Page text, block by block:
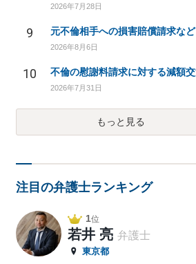
2026年7月28日
9 元不倫相手への損害賠償請求など
2026年8月6日
10
2026年7月31日
もっと見る
注目の弁護士ランキング
1位
若井 亮 弁護士
東京都